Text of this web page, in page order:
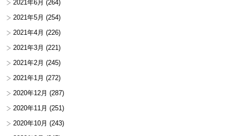
2021年6月 (264)
2021年5月 (254)
2021年4月 (226)
2021年3月 (221)
2021年2月 (245)
2021年1月 (272)
2020年12月 (287)
2020年11月 (251)
2020年10月 (243)